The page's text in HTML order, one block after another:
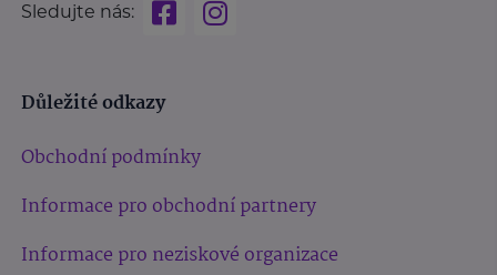
Sledujte nás:
Důležité odkazy
Obchodní podmínky
Informace pro obchodní partnery
Informace pro neziskové organizace